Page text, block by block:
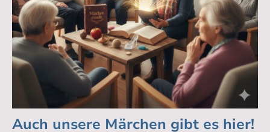
Auch unsere Märchen gibt es hier!